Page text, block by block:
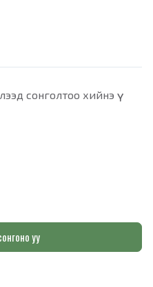
сонголтоо хийнэ үү
уу